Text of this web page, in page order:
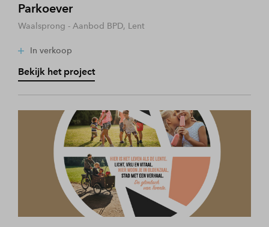
Parkoever
Waalsprong - Aanbod BPD, Lent
In verkoop
Bekijk het project